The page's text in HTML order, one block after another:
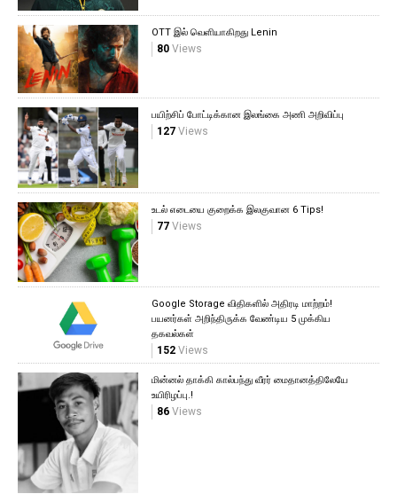
OTT இல் வெளியாகிறது Lenin
80Views
பயிற்சிப் போட்டிக்கான இலங்கை அணி அறிவிப்பு
127Views
உடல் எடையை குறைக்க இலகுவான 6 Tips!
77Views
Google Storage விதிகளில் அதிரடி மாற்றம்!
பயனர்கள் அறிந்திருக்க வேண்டிய 5 முக்கிய
தகவல்கள்
152Views
மின்னல் தாக்கி கால்பந்து வீரர் மைதானத்திலேயே
உயிரிழப்பு.!
86Views